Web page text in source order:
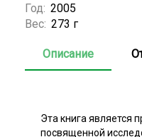
Год: 2005
Вес: 273 г
Описание
Эта книга является
посвященной